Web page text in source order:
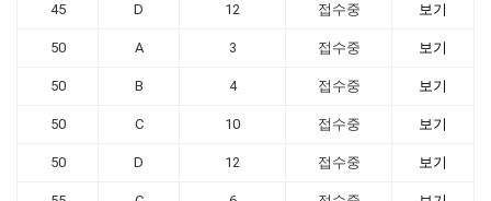
45 D 12 접수중 보기
50 A 3 접수중 보기
50 B 4 접수중 보기
50 C 10 접수중 보기
50 D 12 접수중 보기